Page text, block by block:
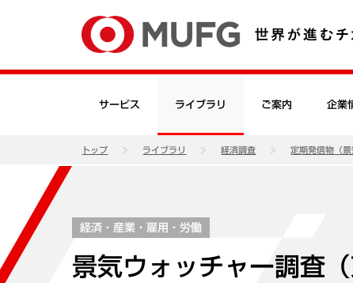
サービス ライブラリ ご案内 企業
トップ ライブラリ 経済調査 定期発信物（景
経済・産業・雇用・労働
景気ウォッチャー調査